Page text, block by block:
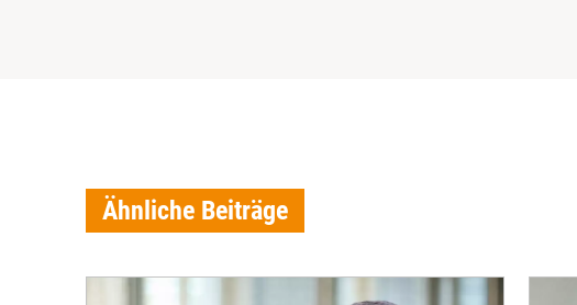
Ähnliche Beiträge